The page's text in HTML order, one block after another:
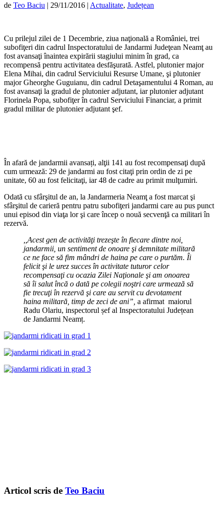
de Teo Baciu | 29/11/2016 | Actualitate, Județean
Cu prilejul zilei de 1 Decembrie, ziua naţională a României, trei
subofiţeri din cadrul Inspectoratului de Jandarmi Judeţean Neamţ au
fost avansaţi înaintea expirării stagiului minim în grad, ca
recompensă pentru activitatea desfăşurată. Astfel, plutonier major
Elena Mihai, din cadrul Serviciului Resurse Umane, şi plutonier
major Gheorghe Guguianu, din cadrul Detaşamentului 4 Roman, au
fost avansaţi la gradul de plutonier adjutant, iar plutonier adjutant
Florinela Popa, subofiţer în cadrul Serviciului Financiar, a primit
gradul militar de plutonier adjutant şef.
În afară de jandarmii avansați, alţii 141 au fost recompensaţi după
cum urmează: 29 de jandarmi au fost citaţi prin ordin de zi pe
unitate, 60 au fost felicitaţi, iar 48 de cadre au primit mulţumiri.
Odată cu sfârşitul de an, la Jandarmeria Neamţ a fost marcat şi
sfârşitul de carieră pentru patru subofiţeri jandarmi care au pus punct
unui episod din viaţa lor şi care încep o nouă secvenţă ca militari în
rezervă.
,,Acest gen de activităţi trezeşte în fiecare dintre noi,
jandarmii, un sentiment de onoare şi demnitate militară
ce ne face să fim mândri de haina pe care o purtăm. Îi
felicit şi le urez succes în activitate tuturor celor
recompensaţi cu ocazia Zilei Naţionale şi am onoarea
să îi salut încă o dată pe colegii noştri care urmează să
fie trecuţi în rezervă şi care au servit cu devotament
haina militară, timp de zeci de ani”, a afirmat maiorul
Radu Olariu, inspectorul șef al Inspectoratului Județean
de Jandarmi Neamț.
Articol scris de Teo Baciu